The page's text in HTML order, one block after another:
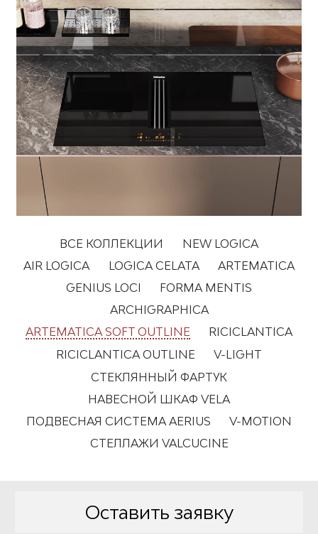
ВСЕ КОЛЛЕКЦИИ
NEW LOGICA
AIR LOGICA
LOGICA CELATA
ARTEMATICA
GENIUS LOCI
FORMA MENTIS
ARCHIGRAPHICA
ARTEMATICA SOFT OUTLINE
RICICLANTICA
RICICLANTICA OUTLINE
V-LIGHT
СТЕКЛЯННЫЙ ФАРТУК
НАВЕСНОЙ ШКАФ VELA
ПОДВЕСНАЯ СИСТЕМА AERIUS
V-MOTION
СТЕЛЛАЖИ VALCUCINE
Оставить заявку